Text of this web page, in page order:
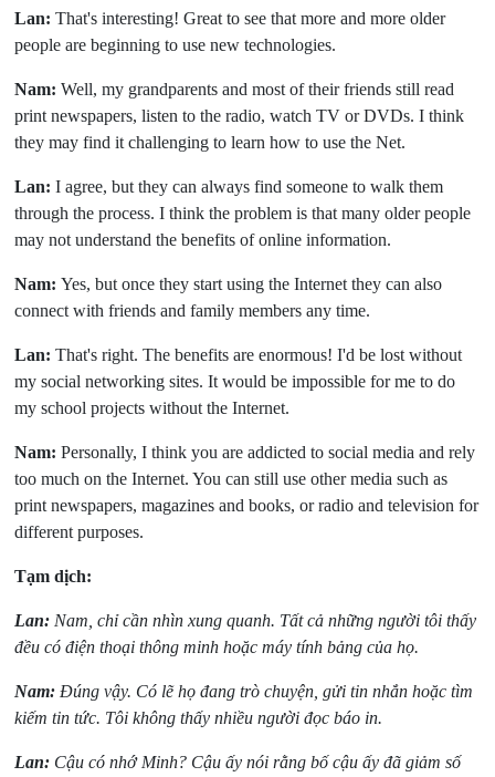
Lan: That's interesting! Great to see that more and more older
people are beginning to use new technologies.
Nam: Well, my grandparents and most of their friends still read
print newspapers, listen to the radio, watch TV or DVDs. I think
they may find it challenging to learn how to use the Net.
Lan: I agree, but they can always find someone to walk them
through the process. I think the problem is that many older people
may not understand the benefits of online information.
Nam: Yes, but once they start using the Internet they can also
connect with friends and family members any time.
Lan: That's right. The benefits are enormous! I'd be lost without
my social networking sites. It would be impossible for me to do
my school projects without the Internet.
Nam: Personally, I think you are addicted to social media and rely
too much on the Internet. You can still use other media such as
print newspapers, magazines and books, or radio and television for
different purposes.
Tạm dịch:
Lan: Nam, chỉ cần nhìn xung quanh. Tất cả những người tôi thấy
đều có điện thoại thông minh hoặc máy tính bảng của họ.
Nam: Đúng vậy. Có lẽ họ đang trò chuyện, gửi tin nhắn hoặc tìm
kiếm tin tức. Tôi không thấy nhiều người đọc báo in.
Lan: Cậu có nhớ Minh? Cậu ấy nói rằng bố cậu ấy đã giảm số